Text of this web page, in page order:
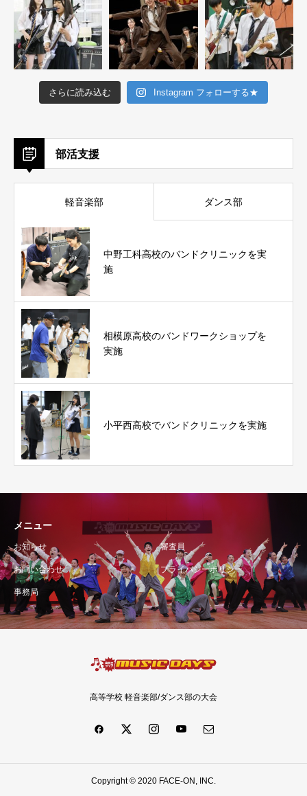
さらに読み込む Instagram フォローする★
部活支援
軽音楽部 ダンス部
中野工科高校のバンドクリニックを実
施
相模原高校のバンドワークショップを
実施
小平西高校でバンドクリニックを実施
メニュー
お知らせ 審査員
お問い合わせ プライバシーポリシー
事務局
高等学校 軽音楽部/ダンス部の大会
Copyright © 2020 FACE-ON, INC.